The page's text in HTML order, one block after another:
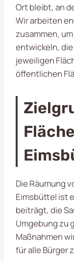
Ort bleibt, an
Wir arbeiten
zusammen,
entwickeln,
jeweiligen
öffentlichen
Die Räumung
Eimsbüttel ist
beiträgt, die
Umgebung zu
Maßnahmen
für alle Bürger